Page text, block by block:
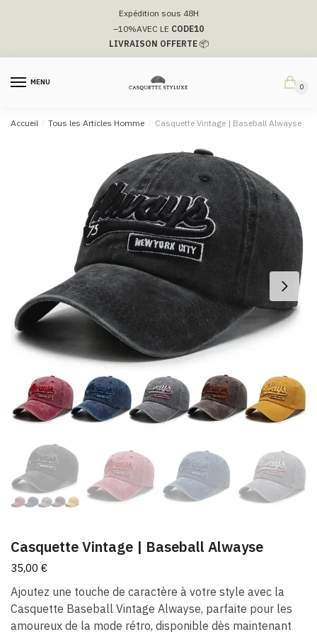
navigation
Expédition sous 48H
–10%AVEC LE CODE10
LIVRAISON OFFERTE📦
MENU
0
Accueil / Tous les Articles Homme / Casquette Vintage​ | Baseball Alwayse
Casquette Vintage​ | Baseball Alwayse
35,00 €
Ajoutez une touche de caractère à votre style avec la
Casquette Baseball Vintage Alwayse, parfaite pour les
amoureux de la mode rétro, disponible dès maintenant